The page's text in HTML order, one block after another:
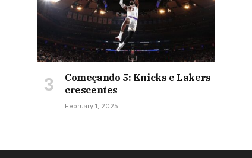
Começando 5: Knicks e Lakers
crescentes
February 1, 2025